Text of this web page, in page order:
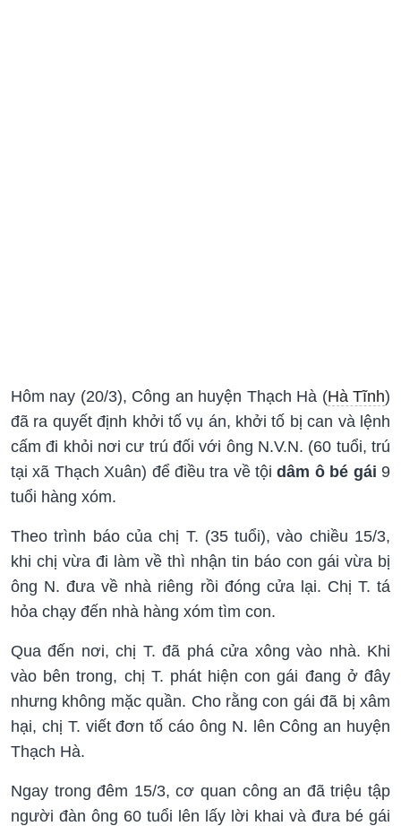
Hôm nay (20/3), Công an huyện Thạch Hà (Hà Tĩnh)
đã ra quyết định khởi tố vụ án, khởi tố bị can và lệnh
cấm đi khỏi nơi cư trú đối với ông N.V.N. (60 tuổi, trú
tại xã Thạch Xuân) để điều tra về tộidâm ô bé gái 9
tuổi hàng xóm.
Theo trình báo của chị T. (35 tuổi), vào chiều 15/3,
khi chị vừa đi làm về thì nhận tin báo con gái vừa bị
ông N. đưa về nhà riêng rồi đóng cửa lại. Chị T. tá
hỏa chạy đến nhà hàng xóm tìm con.
Qua đến nơi, chị T. đã phá cửa xông vào nhà. Khi
vào bên trong, chị T. phát hiện con gái đang ở đây
nhưng không mặc quần. Cho rằng con gái đã bị xâm
hại, chị T. viết đơn tố cáo ông N. lên Công an huyện
Thạch Hà.
Ngay trong đêm 15/3, cơ quan công an đã triệu tập
người đàn ông 60 tuổi lên lấy lời khai và đưa bé gái